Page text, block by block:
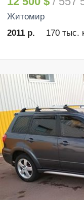
Житомир
2011 р.
170 тыс.